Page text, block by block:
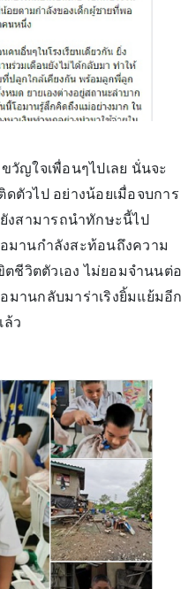
วัญใจเพื่อนๆไปเลย นั่นจะ
ตัวไป อย่างน้อยเมื่อจบการ
งสามารถนำทักษะนี้ไป
มานกำลังสะท้อนถึงความ
ชีวิตตัวเอง ไม่ยอมจำนนต่อ
มานกลับมาร่าเริงยิ้มแย้มอีก
ล้ว